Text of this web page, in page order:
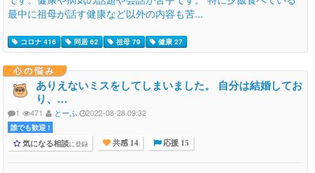
最中に祖母が話す健康など以外の内容も苦...
コロナ 416 同居 62 祖母 79 健康 27
心の悩み
ありえないミスをしてしまいました。 自分は結婚してお
り、…
1 471 とーふ 2022-08-28 09:32
誰でも歓迎 !
気になる相談に登録 共感 14 応援 15